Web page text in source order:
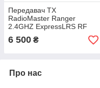
Передавач TX
RadioMaster Ranger
2.4GHZ ExpressLRS RF
Module
6 500 ₴
Про нас